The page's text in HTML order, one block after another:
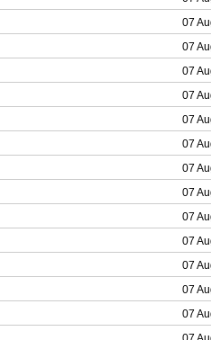
07
07
07
07
07
07
07
07
07
07
07
07
07